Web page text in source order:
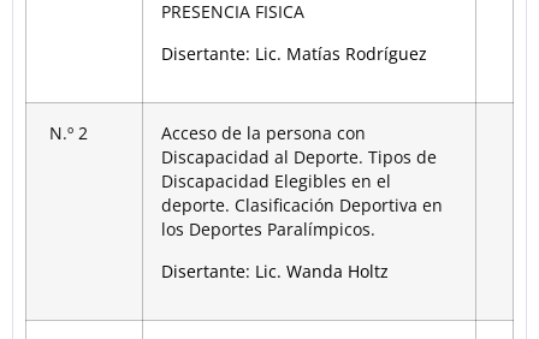
PRESENCIA FISICA
Disertante: Lic. Matías Rodríguez
N.º 2
Acceso de la persona con
Discapacidad al Deporte. Tipos de
Discapacidad Elegibles en el
deporte. Clasificación Deportiva en
los Deportes Paralímpicos.
Disertante: Lic. Wanda Holtz